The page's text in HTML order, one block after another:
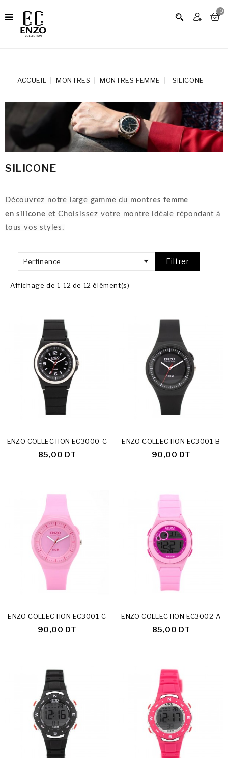
0
ACCUEIL MONTRES MONTRES FEMME SILICONE
SILICONE
Découvrez notre large gamme du montres femme
en silicone etChoisissez votre montre idéale répondant à
tous vos styles.
Pertinence  Filtrer
Affichage de 1-12 de 12 élément(s)
ENZO COLLECTION EC3000-C
85,00 DT
ENZO COLLECTION EC3001-B
90,00 DT
ENZO COLLECTION EC3001-C
90,00 DT
ENZO COLLECTION EC3002-A
85,00 DT